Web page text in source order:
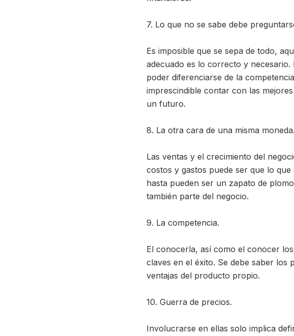
7. Lo que no se sabe debe
Es imposible que se sepa de todo,
adecuado es lo correcto y
poder diferenciarse de la
imprescindible contar con las
un futuro.
8. La otra cara de una misma moneda.
Las ventas y el crecimiento del
costos y gastos puede ser que lo
hasta pueden ser un zapato de
también parte del negocio.
9. La competencia.
El conocerla, así como el conocer
claves en el éxito. Se debe saber
ventajas del producto propio.
10. Guerra de precios.
Involucrarse en ellas solo implica